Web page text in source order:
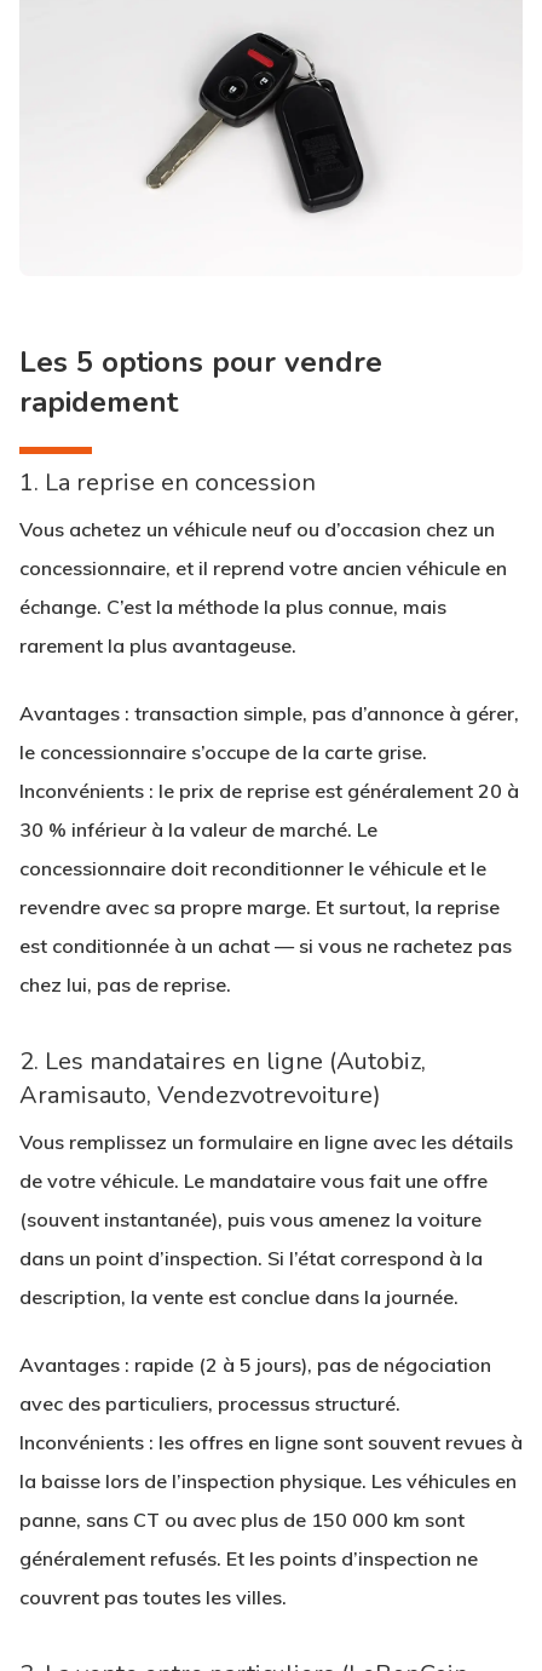
Les 5 options pour vendre
rapidement
1. La reprise en concession
Vous achetez un véhicule neuf ou d’occasion chez un
concessionnaire, et il reprend votre ancien véhicule en
échange. C’est la méthode la plus connue, mais
rarement la plus avantageuse.
Avantages : transaction simple, pas d’annonce à gérer,
le concessionnaire s’occupe de la carte grise.
Inconvénients : le prix de reprise est généralement 20 à
30 % inférieur à la valeur de marché. Le
concessionnaire doit reconditionner le véhicule et le
revendre avec sa propre marge. Et surtout, la reprise
est conditionnée à un achat — si vous ne rachetez pas
chez lui, pas de reprise.
2. Les mandataires en ligne (Autobiz,
Aramisauto, Vendezvotrevoiture)
Vous remplissez un formulaire en ligne avec les détails
de votre véhicule. Le mandataire vous fait une offre
(souvent instantanée), puis vous amenez la voiture
dans un point d’inspection. Si l’état correspond à la
description, la vente est conclue dans la journée.
Avantages : rapide (2 à 5 jours), pas de négociation
avec des particuliers, processus structuré.
Inconvénients : les offres en ligne sont souvent revues à
la baisse lors de l’inspection physique. Les véhicules en
panne, sans CT ou avec plus de 150 000 km sont
généralement refusés. Et les points d’inspection ne
couvrent pas toutes les villes.